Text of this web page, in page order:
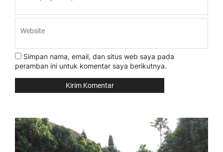
Simpan nama, email, dan situs web saya pada
peramban ini untuk komentar saya berikutnya.